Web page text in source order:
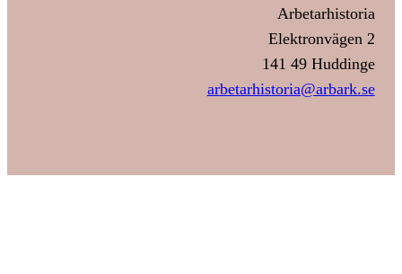
Arbetarhistoria
Elektronvägen 2
141 49 Huddinge
arbetarhistoria@arbark.se